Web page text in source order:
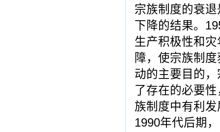
宗族制度的衰
下降的结果。
生产积极性和
障，使宗族制
动的主要目的
了存在的必要
族制度中有利
1990年代后期